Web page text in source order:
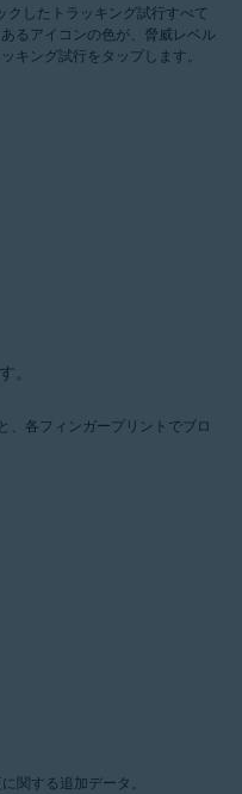
クしたトラッキング試行すべて
るアイコンの色が、脅威レベル
キング試行をタップします。
。
、各フィンガープリントでブロ
関する追加データ。